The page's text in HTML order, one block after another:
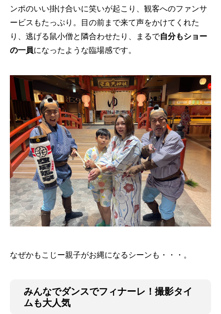
ンポのいい掛け合いに笑いが起こり、観客へのファンサ
ービスもたっぷり。目の前まで来て声をかけてくれた
り、逃げる鼠小僧と隣合わせたり、まるで自分もショー
の一員になったような臨場感です。
なぜかもこじー親子がお縄になるシーンも・・・。
みんなでダンスでフィナーレ！撮影タイ
ムも大人気